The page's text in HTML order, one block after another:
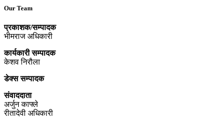
Our Team
प्रकाशक/सम्पादक
भीमराज अधिकारी
कार्यकारी सम्पादक
केशव निरौला
डेक्स सम्पादक
संवाददाता
अर्जुन काफ्ले
रीतादेवी अधिकारी